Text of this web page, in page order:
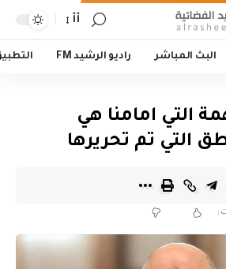
أأ
البث المباشر راديو الرشيد FM
التي امامنا هي
التي تم تحريرها